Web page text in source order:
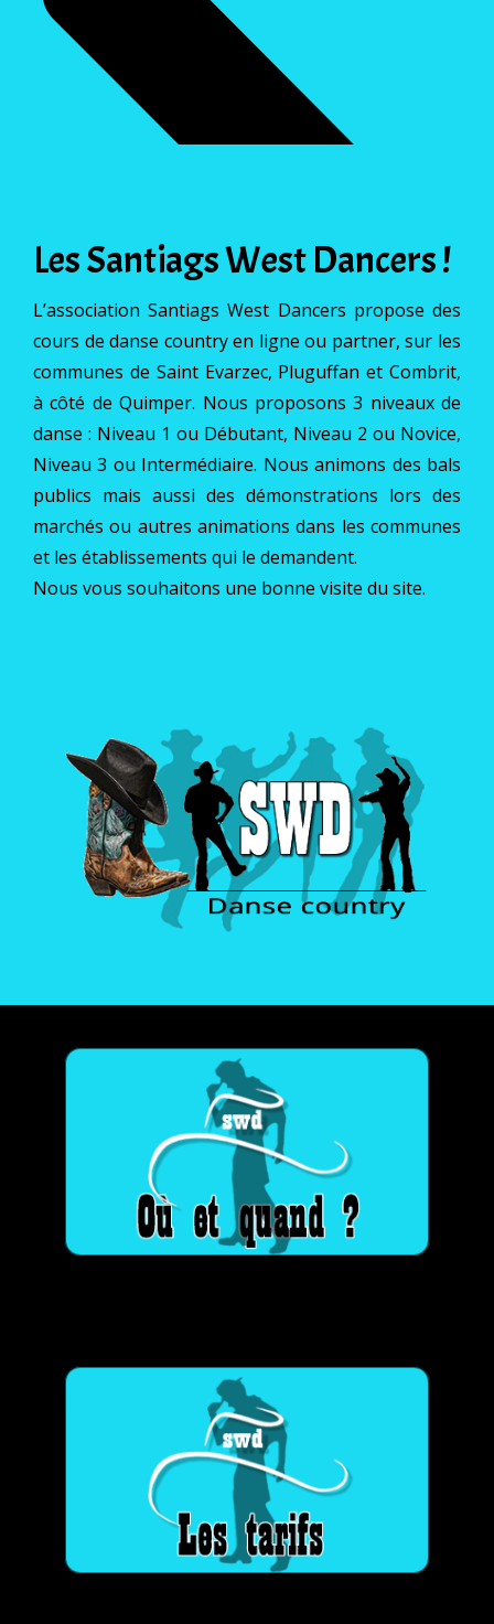
Les Santiags West Dancers !
L’association Santiags West Dancers propose des
cours de danse country en ligne ou partner, sur les
communes de Saint Evarzec, Pluguffan et Combrit,
à côté de Quimper. Nous proposons 3 niveaux de
danse : Niveau 1 ou Débutant, Niveau 2 ou Novice,
Niveau 3 ou Intermédiaire. Nous animons des bals
publics mais aussi des démonstrations lors des
marchés ou autres animations dans les communes
et les établissements qui le demandent.
Nous vous souhaitons une bonne visite du site.